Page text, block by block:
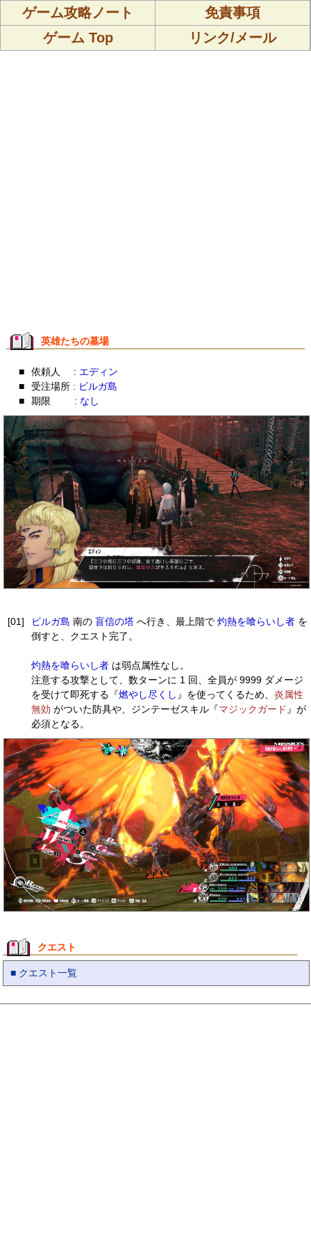
ゲーム攻略ノート
免責事項
ゲーム Top
リンク/メール
英雄たちの墓場
■ 依頼人
: エディン
■
受注場所 : ビルガ島
■
期限 : なし
[01] ビルガ島 南の 盲信の塔へ行き、最上階で 灼熱を喰らいし者を
倒すと、クエスト完了。
灼熱を喰らいし者は弱点属性なし。
注意する攻撃として、数ターンに 1 回、全員が 9999 ダメージ
を受けて即死する『燃やし尽くし 』を使ってくるため、 炎属性
無効 がついた防具や、ジンテーゼスキル『マジックガード 』が
必須となる。
クエスト
■ クエスト一覧